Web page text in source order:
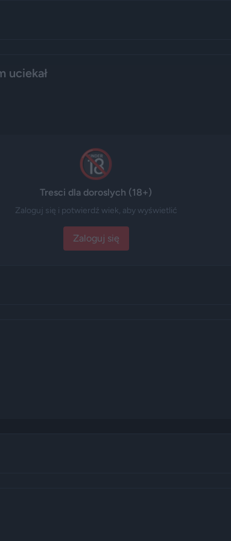
uciekał
🔞
Tresci dla doroslych (18+)
Zaloguj się i potwierdź wiek, aby wyświetlić
Zaloguj się